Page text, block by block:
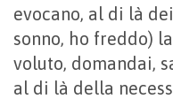
evocano, al di là
sonno, ho freddo)
voluto, domandai,
al di là della